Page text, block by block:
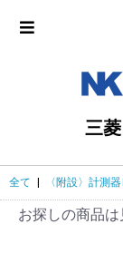
三
全て 〈附設〉計測
お探しの商品